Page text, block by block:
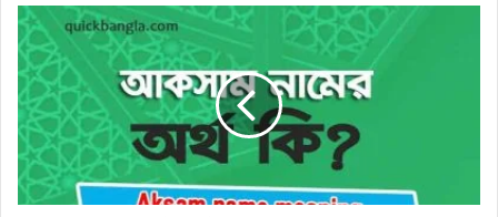
আকসাম
নামের
অর্থ
কি?
সঠিক
জানুন
(Aksam
name
meaning)